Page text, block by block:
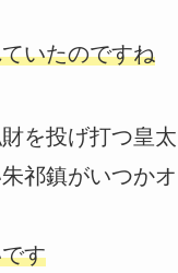
いたのですね
を投げ打つ皇太
祁鎮がいつかオ
す